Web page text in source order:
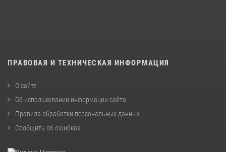
ПРАВОВАЯ И ТЕХНИЧЕСКАЯ ИНФОРМАЦИЯ
О сайте
Об использовании информации сайта
Правила обработки персональных данных
Сообщить об ошибках